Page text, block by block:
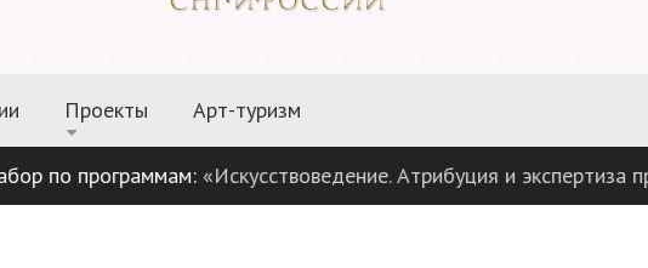
Проекты Арт-туризм
«Искусствоведение. Атрибуция и экспертиза